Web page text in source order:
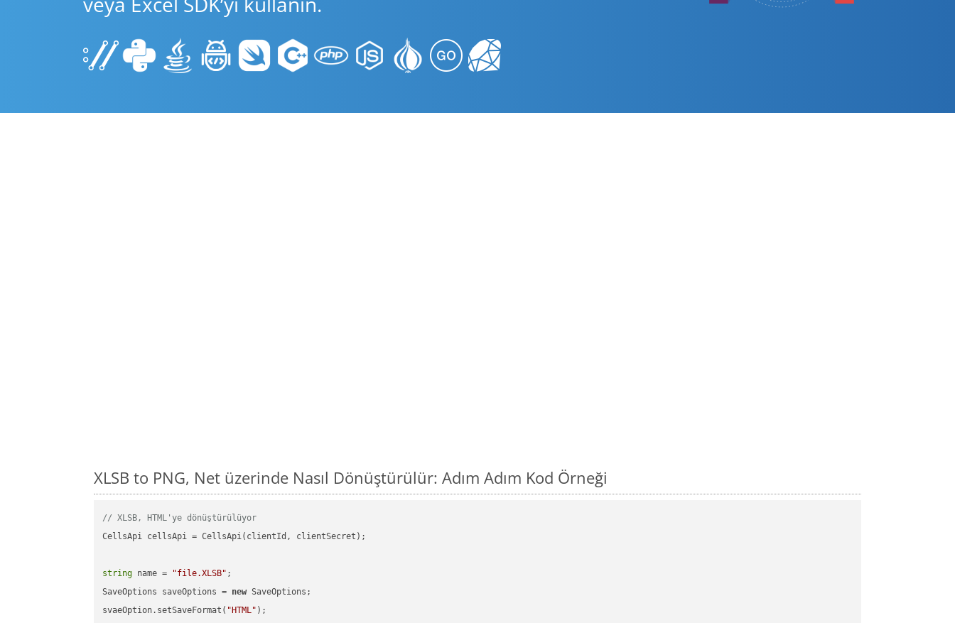
XLSB to PNG, Net üzerinde Nasıl Dönüştürülür: Adım Adım Kod Örneği
// XLSB, HTML'ye dönüştürülüyor
CellsApi cellsApi = CellsApi(clientId, clientSecret);
string name = "file.XLSB" ;
SaveOptions saveOptions = new SaveOptions;
svaeOption.setSaveFormat( "HTML"